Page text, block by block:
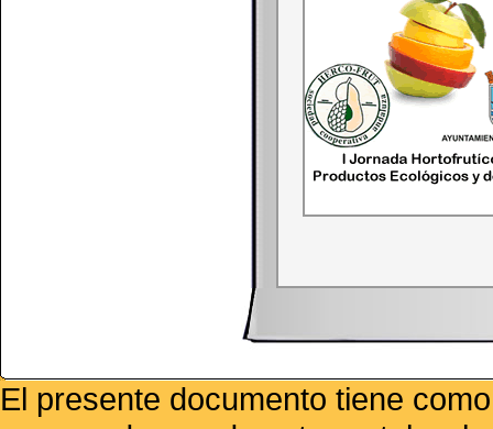
El presente documento tiene